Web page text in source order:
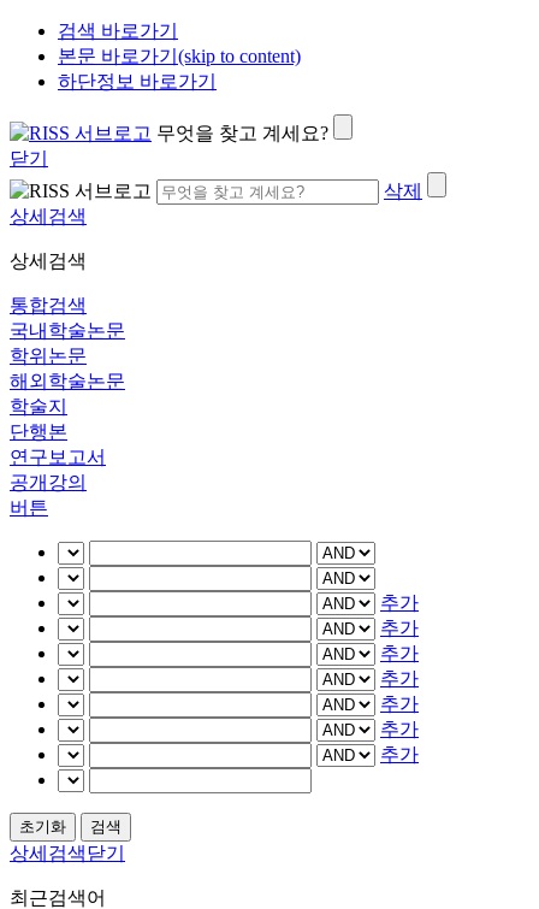
검색 바로가기
본문 바로가기(skip to content)
하단정보 바로가기
무엇을 찾고 계세요?
닫기
삭제
상세검색
상세검색
통합검색
국내학술논문
학위논문
해외학술논문
학술지
단행본
연구보고서
공개강의
버튼
추가
추가
추가
추가
추가
추가
추가
상세검색닫기
최근검색어